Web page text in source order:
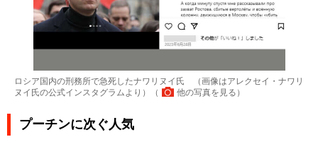
ロシア国内の刑務所で急死したナワリヌイ氏 （画像はアレクセイ・ナワリ
ヌイ氏の公式インスタグラムより）（
他の写真を見る ）
プーチンに次ぐ人気